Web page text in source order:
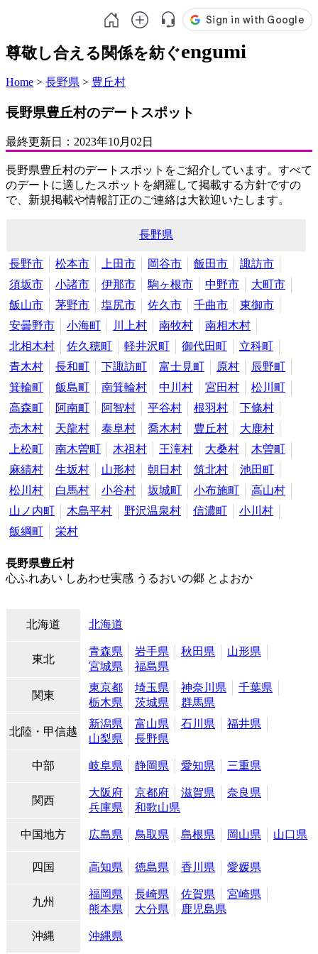
尊敬し合える関係を紡ぐengumi
Home > 長野県 > 豊丘村
長野県豊丘村のデートスポット
最終更新日： 2023年10月02日
長野県豊丘村のデートスポットをご紹介しています。すべて
のデートに適したスポットを網羅して掲載する方針ですの
で、新規掲載や情報訂正のご連絡は大歓迎いたします。
長野県
長野市 松本市 上田市 岡谷市 飯田市
諏訪市
須坂市
小諸市 伊那市 駒ヶ根市 中野市
大町市
飯山市
茅野市 塩尻市 佐久市 千曲市
東御市
安曇野市
小海町 川上村 南牧村
南相木村
北相木村
佐久穂町 軽井沢町 御代田町
立科町
青木村
長和町 下諏訪町 富士見町 原村
辰野町
箕輪町
飯島町 南箕輪村 中川村 宮田村
松川町
高森町
阿南町 阿智村 平谷村 根羽村
下條村
売木村
天龍村 泰阜村 喬木村 豊丘村
大鹿村
上松町
南木曽町 木祖村 王滝村 大桑村
木曽町
麻績村
生坂村 山形村 朝日村 筑北村
池田町
松川村
白馬村 小谷村 坂城町 小布施町
高山村
山ノ内町
木島平村 野沢温泉村 信濃町
小川村
飯綱町
栄村
長野県豊丘村
心ふれあい しあわせ実感 うるおいの郷 とよおか
北海道 北海道
東北
青森県 岩手県 秋田県
山形県
宮城県
福島県
関東
東京都 埼玉県 神奈川県
千葉県
栃木県
茨城県 群馬県
北陸・甲信越
新潟県 富山県 石川県
福井県
山梨県
長野県
中部 岐阜県 静岡県 愛知県 三重県
関西
大阪府 京都府 滋賀県
奈良県
兵庫県
和歌山県
中国地方 広島県 鳥取県 島根県 岡山県 山口県
四国 高知県 徳島県 香川県 愛媛県
九州
福岡県 長崎県 佐賀県
宮崎県
熊本県
大分県 鹿児島県
沖縄 沖縄県